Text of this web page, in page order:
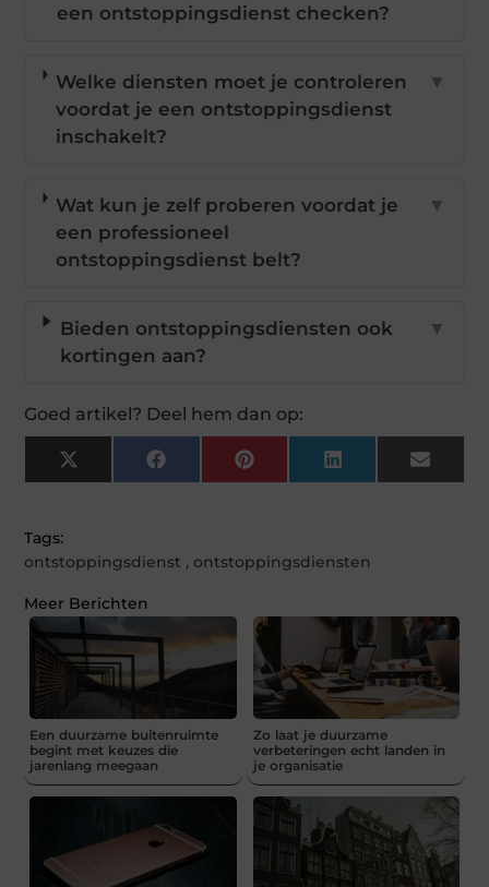
een ontstoppingsdienst checken?
Welke diensten moet je controleren
voordat je een ontstoppingsdienst
inschakelt?
▼
Wat kun je zelf proberen voordat je
een professioneel
ontstoppingsdienst belt?
▼
Bieden ontstoppingsdiensten ook
kortingen aan?
▼
Goed artikel? Deel hem dan op:
X
(Twitter)
FacebookPinterestLinkedInEmail
Tags:
ontstoppingsdienst , ontstoppingsdiensten
Meer Berichten
Een duurzame buitenruimte
begint met keuzes die
jarenlang meegaan
Zo laat je duurzame
verbeteringen echt landen in
je organisatie